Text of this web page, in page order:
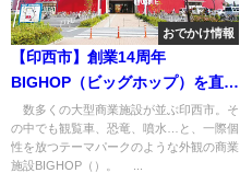
おでかけ情報
【印西市】創業14周年
BIGHOP（ビッグホップ）を直
撃!
数多くの大型商業施設が並ぶ印西市。そ
の中でも観覧車、恐竜、噴水…と、一際個
性を放つテーマパークのような外観の商業
施設BIGHOP（）。 ...